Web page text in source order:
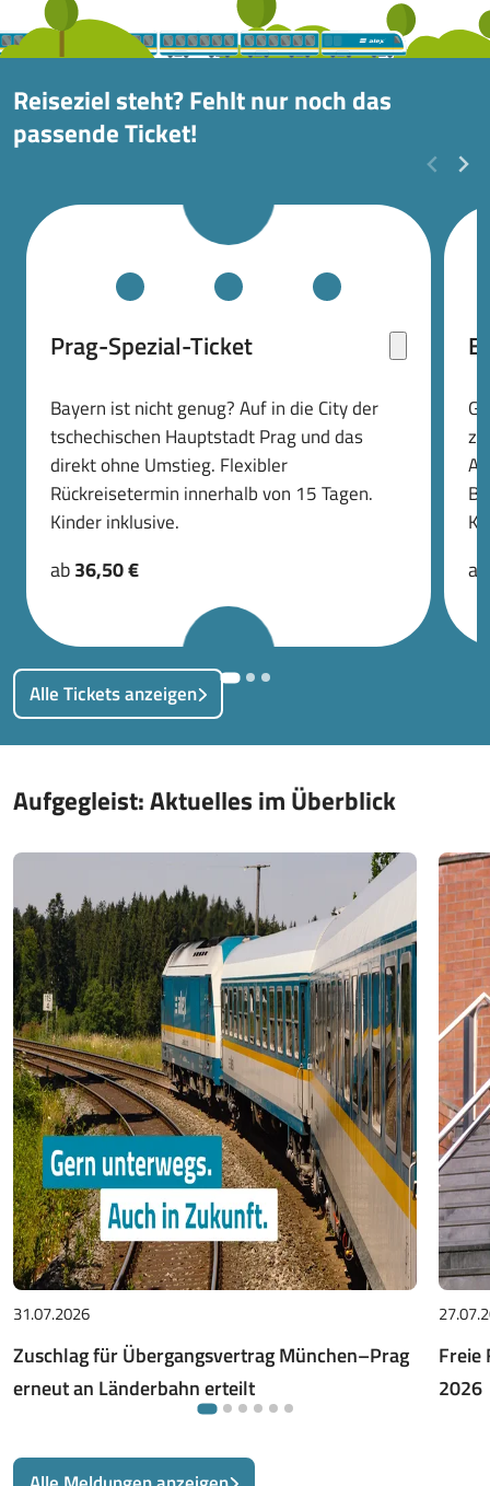
Reiseziel steht? Fehlt nur noch das
passende Ticket!
Prag-Spezial-Ticket
Bayern ist nicht genug? Auf in die City der
tschechischen Hauptstadt Prag und das
direkt ohne Umstieg. Flexibler
Rückreisetermin innerhalb von 15 Tagen.
Kinder inklusive.
ab36,50 €
Alle Tickets anzeigen
Aufgegleist: Aktuelles im Überblick
31.07.2026
Zuschlag für Übergangsvertrag München–Prag
erneut an Länderbahn erteilt
Freie
2026